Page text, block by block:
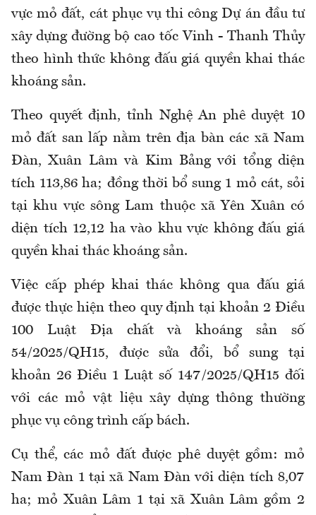
vực mỏ đất, cát phục vụ thi công Dự án đầu tư
xây dựng đường bộ cao tốc Vinh - Thanh Thủy
theo hình thức không đấu giá quyền khai thác
khoáng sản.
Theo quyết định, tỉnh Nghệ An phê duyệt 10
mỏ đất san lấp nằm trên địa bàn các xã Nam
Đàn, Xuân Lâm và Kim Bảng với tổng diện
tích 113,86 ha; đồng thời bổ sung 1 mỏ cát, sỏi
tại khu vực sông Lam thuộc xã Yên Xuân có
diện tích 12,12 ha vào khu vực không đấu giá
quyền khai thác khoáng sản.
Việc cấp phép khai thác không qua đấu giá
được thực hiện theo quy định tại khoản 2 Điều
100 Luật Địa chất và khoáng sản số
54/2025/QH15, được sửa đổi, bổ sung tại
khoản 26 Điều 1 Luật số 147/2025/QH15 đối
với các mỏ vật liệu xây dựng thông thường
phục vụ công trình cấp bách.
Cụ thể, các mỏ đất được phê duyệt gồm: mỏ
Nam Đàn 1 tại xã Nam Đàn với diện tích 8,07
ha; mỏ Xuân Lâm 1 tại xã Xuân Lâm gồm 2